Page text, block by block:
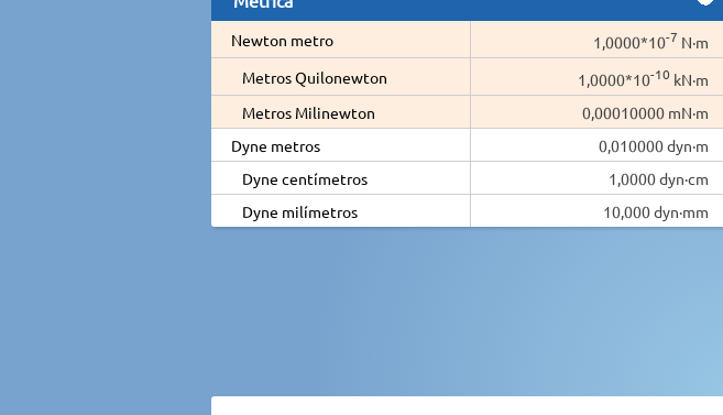
Newton metro 1,0000*10-7 N·m
Metros Quilonewton
1,0000*10-10 kN·m
Metros Milinewton
0,00010000 mN·m
Dyne metros
0,010000 dyn·m
Dyne centímetros
1,0000 dyn·cm
Dyne milímetros
10,000 dyn·mm